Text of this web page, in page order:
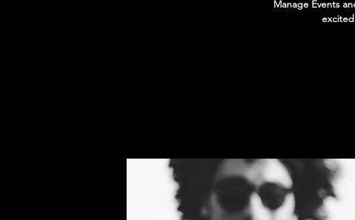
Manage Events